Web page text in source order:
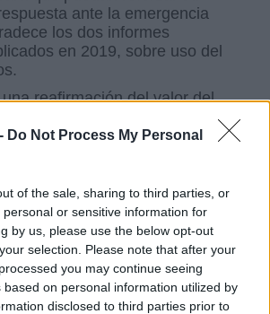
Do Not Process My Personal
of the sale, sharing to third parties, or
or sensitive information for
by us, please use the below opt-out
selection. Please note that after your
you may continue seeing
based on personal information utilized by
disclosed to third parties prior to
ante la emergencia
los dos informes
en 2019, sobre uso del
reafirmación del valor del
resolver un desafío global
climático", ha señalado la
dejado caer la agenda
momento fundamental para la
del Acuerdo de París. Al
exhibición de un
activista", ha agregado.
social, protagonista